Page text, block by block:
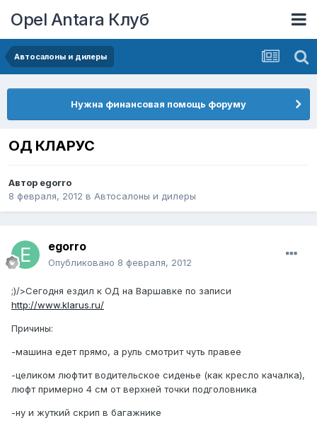
Opel Antara Клуб
Автосалоны и дилеры
Нужна финансовая помощь форуму
ОД КЛАРУС
Автор egorro
8 февраля, 2012 в Автосалоны и дилеры
egorro
Опубликовано 8 февраля, 2012
;)/>Сегодня ездил к ОД на Варшавке по записи
http://www.klarus.ru/
Причины:
-машина едет прямо, а руль смотрит чуть правее
-целиком люфтит водительское сиденье (как кресло качалка),
люфт примерно 4 см от верхней точки подголовника
-ну и жуткий скрип в багажнике